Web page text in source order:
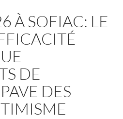
À SOFIAC: LE
DE
DES